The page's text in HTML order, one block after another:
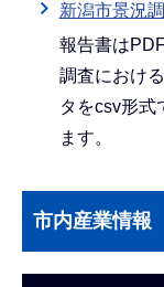
新潟市景況
報告書は
調査におけ
タをcsv形式
ます。
文
こ
市内産業情報